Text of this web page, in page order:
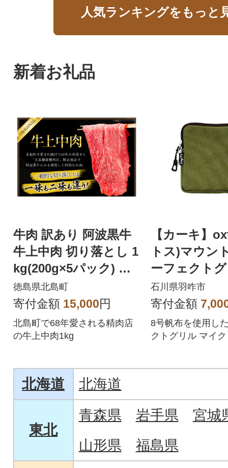
人気ランキングをもっと
新着お礼品
牛肉 訳あり 阿波黒牛
牛上中肉 切り落とし 1
kg(200g×5パック) 北
島藤原精肉店 徳島県
徳島県北島町
寄付金額 15,000円
北島町で68年愛される精肉店
の牛上中肉1kg
【カーキ】
トス)マウン
ーフェクト
イクロ[スク
布ケース
石川県羽咋市
寄付金額
8号帆布を使用し
クトグリル マイ
北海道 北海道
東北
青森県 岩手県
宮城
山形県
福島県